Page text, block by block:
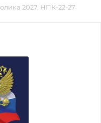
2027, НПК-22-27